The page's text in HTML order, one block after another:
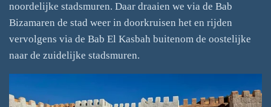
noordelijke stadsmuren. Daar draaien we via de Bab
Bizamaren de stad weer in doorkruisen het en rijden
vervolgens via de Bab El Kasbah buitenom de oostelijke
naar de zuidelijke stadsmuren.